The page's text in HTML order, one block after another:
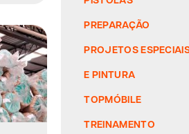
PREPARAÇÃO
PROJETOS
E PINTURA
TOPMÓBILE
TREINAMENTO